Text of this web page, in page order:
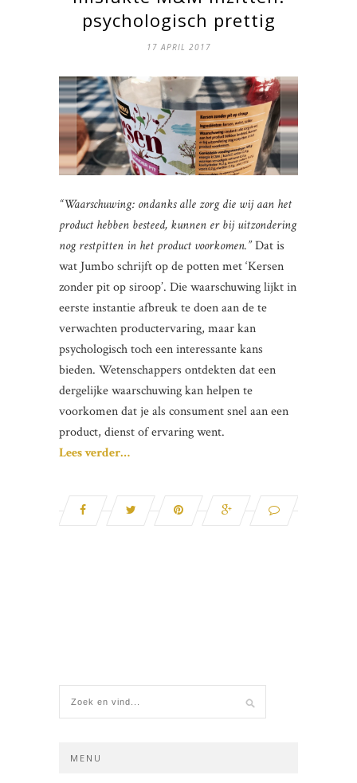
psychologisch prettig
17 APRIL 2017
“Waarschuwing: ondanks alle zorg die wij aan het
product hebben besteed, kunnen er bij uitzondering
nog restpitten in het product voorkomen.”Dat is
wat Jumbo schrijft op de potten met ‘Kersen
zonder pit op siroop’. Die waarschuwing lijkt in
eerste instantie afbreuk te doen aan de te
verwachten productervaring, maar kan
psychologisch toch een interessante kans
bieden. Wetenschappers ontdekten dat een
dergelijke waarschuwing kan helpen te
voorkomen dat je als consument snel aan een
product, dienst of ervaring went.
Lees verder…
MENU